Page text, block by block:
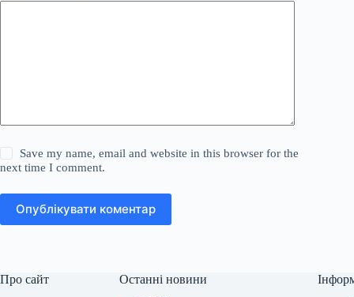
Save my name, email and website in this browser for the
next time I comment.
Опублікувати коментар
Про сайт Останні новини